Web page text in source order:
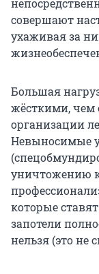
совершают
ухаживая за
Большая
жёсткими, чем
организации
Невыносимые
уничтожению
которые
запотели
нельзя (это не